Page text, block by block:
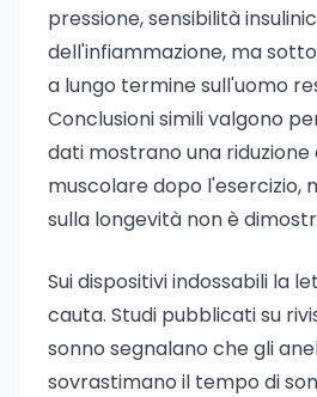
pressione, sensibilità
dell'infiammazione, ma
a lungo termine sull'uomo
Conclusioni simili valgono
dati mostrano una riduzione
muscolare dopo l'esercizio,
sulla longevità non è
Sui dispositivi indossabili la
cauta. Studi pubblicati su
sonno segnalano che gli
sovrastimano il tempo di